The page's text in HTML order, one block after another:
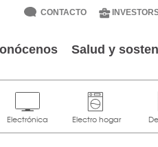
CONTACTO
Salud y